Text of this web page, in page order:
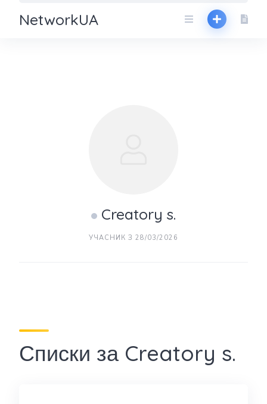
NetworkUA
Creatory s.
УЧАСНИК З 28/03/2026
Списки за Creatory s.